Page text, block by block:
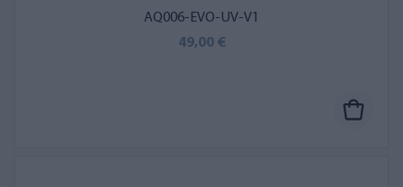
AQ006-EVO-UV-V1
49,00 €